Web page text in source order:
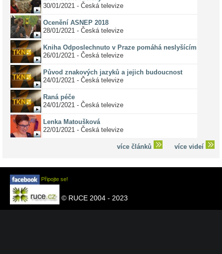
30/01/2021 - Česká televize
Ocenění ASNEP 2018
28/01/2021 - Česká televize
Kniha Odposlechnuto v Praze pomáhá neslyšícím
26/01/2021 - Česká televize
Původ znakových jazyků a jejich budoucnost
24/01/2021 - Česká televize
Raná péče
24/01/2021 - Česká televize
Lenka Matoušková
22/01/2021 - Česká televize
více článků více videí
Připojte se!
© RUCE 2004 - 2023